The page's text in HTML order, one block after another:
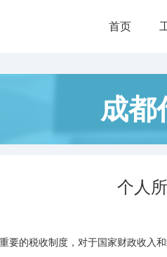
首页
成都
个人
要的税收制度，对于国家财政收入